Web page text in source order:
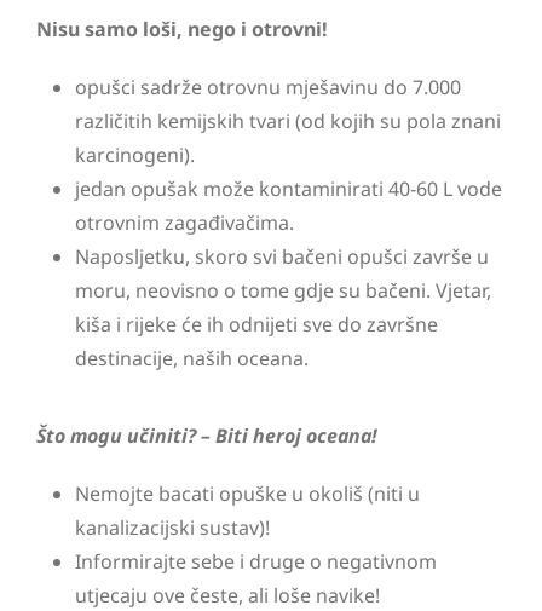
Nisu samo loši, nego i otrovni!
opušci sadrže otrovnu mješavinu do 7.000
različitih kemijskih tvari (od kojih su pola znani
karcinogeni).
jedan opušak može kontaminirati 40-60 L vode
otrovnim zagađivačima.
Naposljetku, skoro svi bačeni opušci završe u
moru, neovisno o tome gdje su bačeni. Vjetar,
kiša i rijeke će ih odnijeti sve do završne
destinacije, naših oceana.
Što mogu učiniti? – Biti heroj oceana!
Nemojte bacati opuške u okoliš (niti u
kanalizacijski sustav)!
Informirajte sebe i druge o negativnom
utjecaju ove česte, ali loše navike!